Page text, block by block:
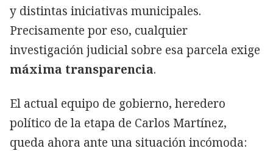
y distintas iniciativas municipales.
Precisamente por eso, cualquier
investigación judicial sobre esa parcela exige
máxima transparencia.
El actual equipo de gobierno, heredero
político de la etapa de Carlos Martínez,
queda ahora ante una situación incómoda: